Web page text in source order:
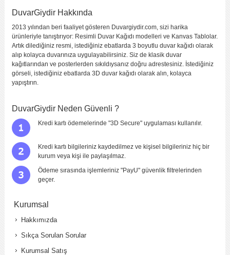
DuvarGiydir Hakkında
2013 yılından beri faaliyet gösteren Duvargiydir.com, sizi harika
ürünleriyle tanıştırıyor: Resimli Duvar Kağıdı modelleri ve Kanvas Tablolar.
Artık dilediğiniz resmi, istediğiniz ebatlarda 3 boyutlu duvar kağıdı olarak
alıp kolayca duvarınıza uygulayabilirsiniz. Siz de klasik duvar
kağıtlarından ve posterlerden sıkıldıysanız doğru adrestesiniz. İstediğiniz
görseli, istediğiniz ebatlarda 3D duvar kağıdı olarak alın, kolayca
yapıştırın.
DuvarGiydir Neden Güvenli ?
Kredi kartı ödemelerinde "3D Secure" uygulaması kullanılır.
Kredi kartı bilgileriniz kaydedilmez ve kişisel bilgileriniz hiç bir
kurum veya kişi ile paylaşılmaz.
Ödeme sırasında işlemleriniz "PayU" güvenlik filtrelerinden
geçer.
Kurumsal
Hakkımızda
Sıkça Sorulan Sorular
Kurumsal Satış